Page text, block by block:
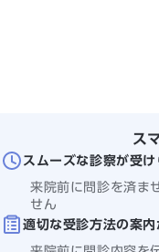
ス
スムーズな診察が受け
来院前に問診を済ま
せん
適切な受診方法の案内